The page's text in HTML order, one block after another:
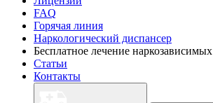
FAQ
Горячая линия
Наркологический диспансер
Бесплатное лечение наркозависимых
Статьи
Контакты